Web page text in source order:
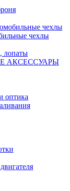
чехлы
чехлы
лопаты
АКСЕССУАРЫ
оптика